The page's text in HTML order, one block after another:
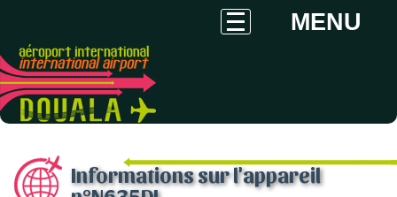
MENU
Informations sur l'appareil